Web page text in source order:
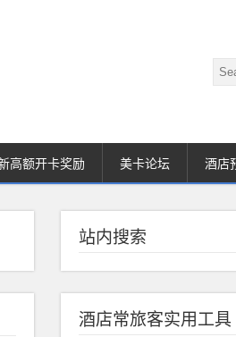
高额开卡奖励 美卡论坛 酒店
站内搜索
酒店常旅客实用工具